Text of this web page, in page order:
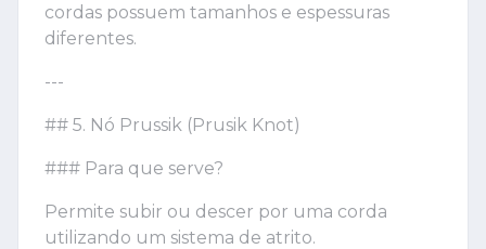
cordas possuem tamanhos e espessuras
diferentes.
---
## 5. Nó Prussik (Prusik Knot)
### Para que serve?
Permite subir ou descer por uma corda
utilizando um sistema de atrito.